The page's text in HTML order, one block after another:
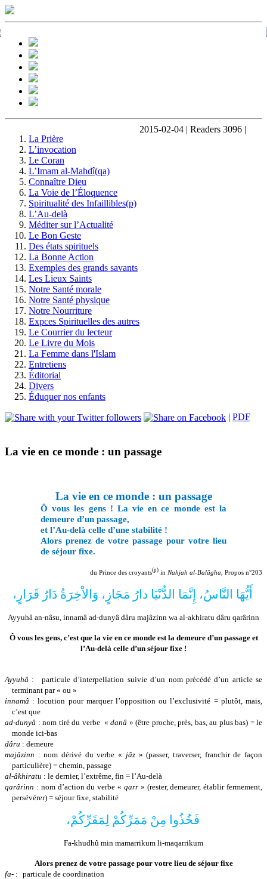
La Prière
L’invocation
Le Coran
L’Imam al-Mahdî(qa)
Connaître Dieu
La Voie de l’Éloquence
Spiritualité des Infaillibles(p)
L’Au-delà
Méditer sur l’Actualité
Le Bon Geste
Des états spirituels
La Bonne Action
Exemples des grands savants
Les Lieux Saints
Notre Santé morale
Notre Santé physique
Notre Nourriture
Expces Spirituelles des autres
Le Courrier du lecteur
Le Livre du Mois
La Femme dans l'Islam
Entretiens
Éditorial
Divers
Éduquer nos enfants
2015-02-04 | Readers 3096 |
| PDF
La vie en ce monde : un passage
La vie en ce monde : un passage
Ô vous les gens ! La vie en ce monde est la
demeure d’un passage,
et l’Au-delà celle d’une stabilité !
Alors prenez de votre passage pour votre lieu
de séjour fixe.
du Prince des croyants(p) in Nahjah al-Balâgha , Propos n°203
أَيُّهَا النَّاسُ، إِنَّمَا الدُّنْيَا دارُ مَجَازٍ، وَالاْخِرَةُ دَارُ قَرَارٍ،
Ayyuhâ an-nâsu, innamâ ad-dunyâ dâru majâzinn wa al-akhiratu dâru qarârinn
Ô vous les gens, c’est que la vie en ce monde est la demeure d’un passage et
l’Au-delà celle d’un séjour fixe !
Ayyuhâ :
particule d’interpellation suivie d’un nom précédé d’un article se
terminant par « ou »
innamâ : locution pour marquer l’opposition ou l’exclusivité = plutôt, mais,
c’est que
ad-dunyâ : nom tiré du verbe « danâ » (être proche, près, bas, au plus bas) = le
monde ici-bas
dâru : demeure
majâzinn : nom dérivé du verbe« jâz » (passer, traverser, franchir de façon
particulière) = chemin, passage
al-âkhiratu : le dernier, l’extrême, fin = l’Au-delà
qarârinn : nom d’action du verbe « qarr» (rester, demeurer, établir fermement,
persévérer) = séjour fixe, stabilité
فَخُذُوا مِنْ مَمَرِّكُمْ لِمَقَرِّكُمْ،
Fa-khudhû min mamarrikum li-maqarrikum
Alors prenez de votre passage pour votre lieu de séjour fixe
fa- : particule de coordination